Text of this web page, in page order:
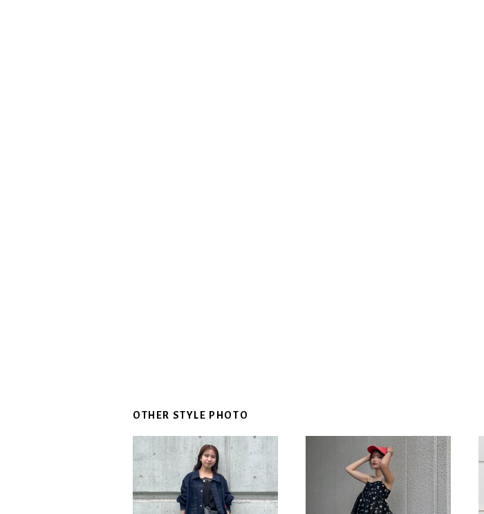
OTHER STYLE PHOTO